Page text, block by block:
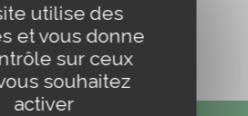
utilise des
et vous donne
sur ceux
souhaitez
activer